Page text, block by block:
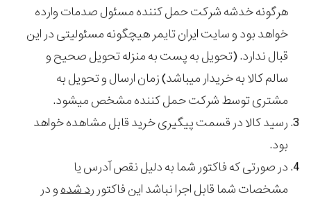
هرگونه خدشه شرکت حمل کننده مسئول صدمات وارده
خواهد بود و سایت ایران تایمر هیچگونه مسئولیتی در این
قبال ندارد. (تحویل به پست به منزله تحویل صحیح و
سالم کالا به خریدار میباشد) زمان ارسال و تحویل به
مشتری توسط شرکت حمل کننده مشخص میشود.
رسید کالا در قسمت پیگیری خرید قابل مشاهده خواهد
بود.
در صورتی که فاکتور شما به دلیل نقص آدرس یا
مشخصات شما قابل اجرا نباشد این فاکتور رد شدهو در